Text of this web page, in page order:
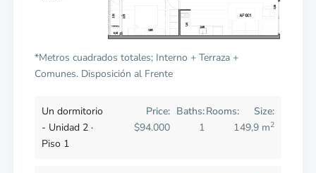
*Metros cuadrados totales; Interno + Terraza +
Comunes. Disposición al Frente
Un dormitorio
- Unidad 2 ·
Piso 1
Size:
49,9 m2
Rooms:
1
Baths:
1
Price:
$94.000